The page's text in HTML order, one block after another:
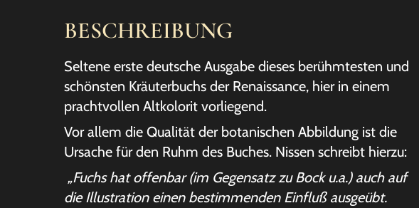
BESCHREIBUNG
Seltene erste deutsche Ausgabe dieses berühmtesten und
schönsten Kräuterbuchs der Renaissance, hier in einem
prachtvollen Altkolorit vorliegend.
Vor allem die Qualität der botanischen Abbildung ist die
Ursache für den Ruhm des Buches. Nissen schreibt hierzu:
„Fuchs hat offenbar (im Gegensatz zu Bock u.a.) auch auf
die Illustration einen bestimmenden Einfluß ausgeübt.